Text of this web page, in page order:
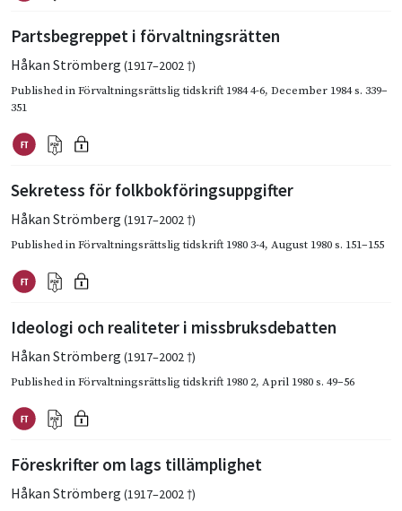
Partsbegreppet i förvaltningsrätten
Håkan Strömberg (1917–2002 †)
Published inFörvaltningsrättslig tidskrift 1984 4-6, December 1984s. 339–
351
Sekretess för folkbokföringsuppgifter
Håkan Strömberg (1917–2002 †)
Published inFörvaltningsrättslig tidskrift 1980 3-4, August 1980s. 151–155
Ideologi och realiteter i missbruksdebatten
Håkan Strömberg (1917–2002 †)
Published inFörvaltningsrättslig tidskrift 1980 2, April 1980s. 49–56
Föreskrifter om lags tillämplighet
Håkan Strömberg (1917–2002 †)